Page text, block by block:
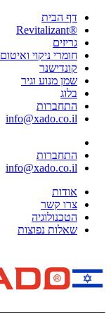
דף הבית
®Revitalizant
גריזים
חומרי ניקוי ואיטום
קונדישנר
שמן מנוע וגיר
בלוג
התחברות
info@xado.co.il
התחברות
info@xado.co.il
אודות
צרו קשר
הטכנולוגיה
שאלות נפוצות